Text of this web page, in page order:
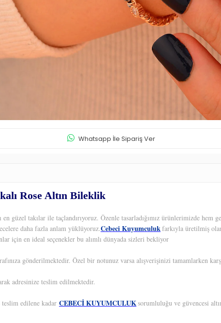
Whatsapp İle Sipariş Ver
Rose Altın Bileklik
en güzel takılar ile taçlandırıyoruz. Özenle tasarladığımız ürünlerimizde
daha fazla anlam yüklüyoruz.Cebeci Kuyumculukfarkıyla üretilmiş
için en ideal seçenekler bu alımlı dünyada sizleri bekliyor
gönderilmektedir. Özel bir notunuz varsa alışverişinizi tamamlarken
adresinize teslim edilmektedir.
edilene kadar CEBECİ KUYUMCULUKsorumluluğu ve güvencesi